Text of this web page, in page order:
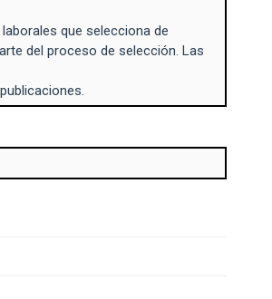
que selecciona de
del proceso de selección. Las